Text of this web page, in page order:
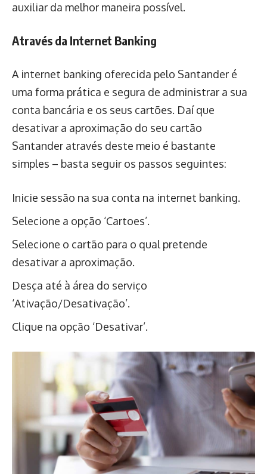
auxiliar da melhor maneira possível.
Através da Internet Banking
A internet banking oferecida pelo Santander é
uma forma prática e segura de administrar a sua
conta bancária e os seus cartões. Daí que
desativar a aproximação do seu cartão
Santander através deste meio é bastante
simples – basta seguir os passos seguintes:
Inicie sessão na sua conta na internet banking.
Selecione a opção ‘Cartoes’.
Selecione o cartão para o qual pretende
desativar a aproximação.
Desça até à área do serviço
‘Ativação/Desativação’.
Clique na opção ‘Desativar’.